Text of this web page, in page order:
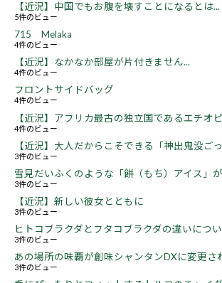
【近況】中国でもお腹を壊すことになるとは...
5件のビュー
715 Melaka
4件のビュー
【近況】なかなか部屋が片付きません...
4件のビュー
フロントサイドバッグ
4件のビュー
【近況】アフリカ最古の独立国であるエチオ
4件のビュー
【近況】大人だからこそできる「神出鬼没ご
3件のビュー
雪見だいふくのような「餅（もち）アイス」
3件のビュー
【近況】新しい彼女とともに
3件のビュー
ヒトコブラクダとフタコブラクダの違いについ
3件のビュー
あの場所の味覇が創味シャンタンDXに変更さ
3件のビュー